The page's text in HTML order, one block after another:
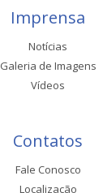
Imprensa
Notícias
Galeria de Imagens
Vídeos
Contatos
Fale Conosco
Localização